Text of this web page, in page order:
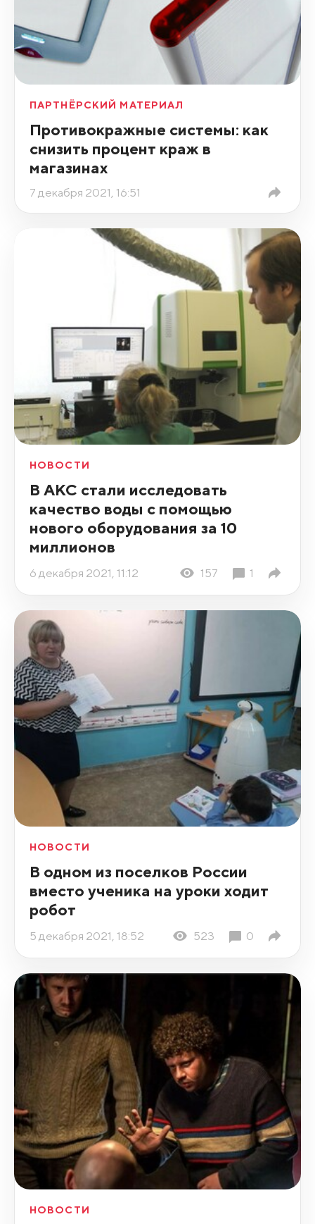
ПАРТНЁРСКИЙ МАТЕРИАЛ
Противокражные системы: как
снизить процент краж в
магазинах
7 декабря 2021, 16:51
НОВОСТИ
В АКС стали исследовать
качество воды с помощью
нового оборудования за 10
миллионов
6 декабря 2021, 11:12 157 1
НОВОСТИ
В одном из поселков России
вместо ученика на уроки ходит
робот
5 декабря 2021, 18:52 523 0
НОВОСТИ